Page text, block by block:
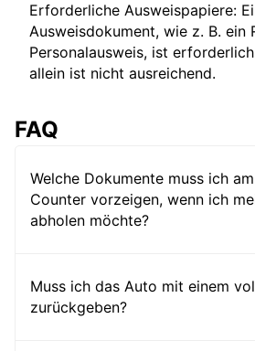
Erforderliche Ausweispapiere:
Ausweisdokument, wie z. B. ein
Personalausweis, ist
allein ist nicht ausreichend.
FAQ
Welche Dokumente muss ich
Counter vorzeigen, wenn ich
abholen möchte?
Muss ich das Auto mit einem
zurückgeben?